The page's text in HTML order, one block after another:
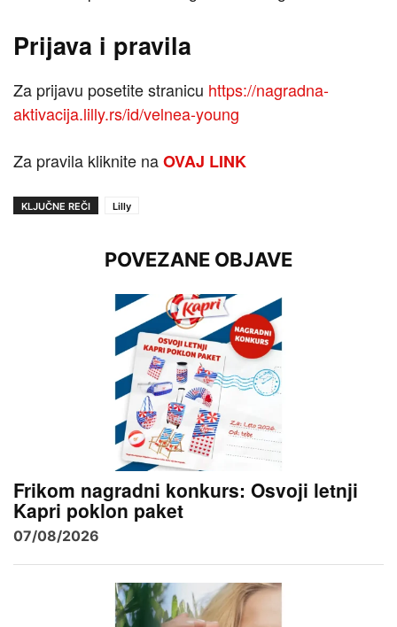
Prijava i pravila
Za prijavu posetite stranicu https://nagradna-
aktivacija.lilly.rs/id/velnea-young
Za pravila kliknite naOVAJ LINK
KLJUČNE REČI Lilly
POVEZANE OBJAVE
Frikom nagradni konkurs: Osvoji letnji
Kapri poklon paket
07/08/2026